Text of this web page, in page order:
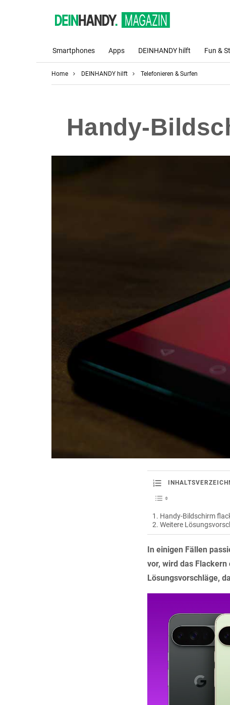
Smartphones Apps DEINHANDY hilft Fun &
Home DEINHANDY hilft Telefonieren & Surfen
Handy-
Handy-Bildschirm
Weitere
In einigen Fällen
vor, wird das
Lösungsvorschläge,